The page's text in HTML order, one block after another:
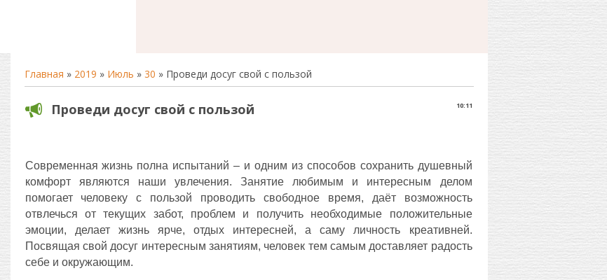
Главная » 2019 » Июль » 30 » Проведи досуг свой с пользой
10:11
Проведи досуг свой с пользой
Современная жизнь полна испытаний – и одним из способов сохранить душевный
комфорт являются наши увлечения. Занятие любимым и интересным делом
помогает человеку с пользой проводить свободное время, даёт возможность
отвлечься от текущих забот, проблем и получить необходимые положительные
эмоции, делает жизнь ярче, отдых интересней, а саму личность креативней.
Посвящая свой досуг интересным занятиям, человек тем самым доставляет радость
себе и окружающим.